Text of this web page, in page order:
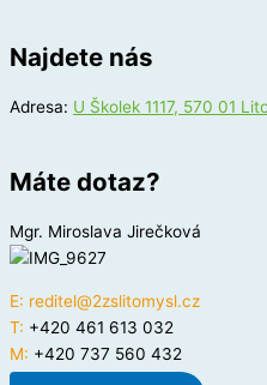
Najdete nás
Adresa: U Školek 1117, 570 01
Máte dotaz?
Mgr. Miroslava Jirečková
E: reditel@2zslitomysl.cz
T: +420 461 613 032
M: +420 737 560 432